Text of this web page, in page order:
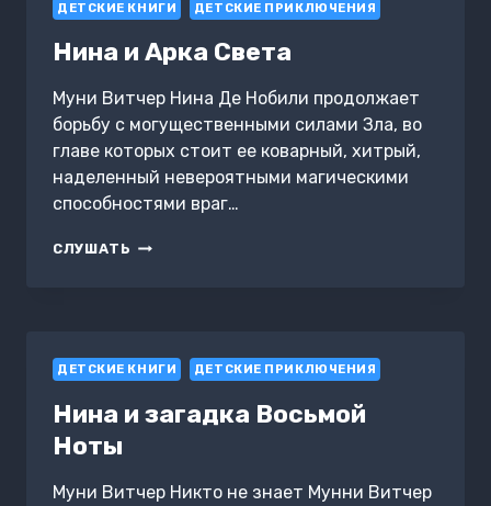
ДЕТСКИЕ КНИГИ ДЕТСКИЕ ПРИКЛЮЧЕНИЯ
Нина и Арка Света
Муни Витчер Нина Де Нобили продолжает
борьбу с могущественными силами Зла, во
главе которых стоит ее коварный, хитрый,
наделенный невероятными магическими
способностями враг…
СЛУШАТЬ НИНА
ДЕТСКИЕ КНИГИ ДЕТСКИЕ ПРИКЛЮЧЕНИЯ
Нина и загадка Восьмой
Ноты
Муни Витчер Никто не знает Мунни Витчер